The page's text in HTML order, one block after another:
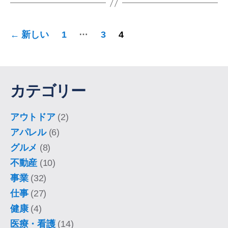
投
ペ
ー
ジ
送
り
← 新しい 1 … 3 4
カテゴリー
アウトドア(2)
アパレル(6)
グルメ (8)
不動産 (10)
事業(32)
仕事(27)
健康(4)
医療・看護(14)